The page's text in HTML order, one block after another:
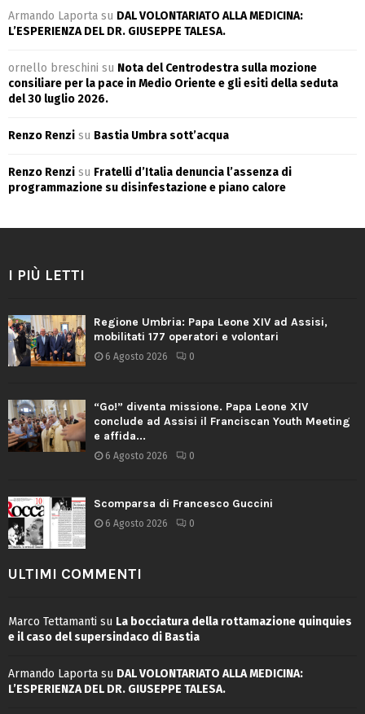
Armando Laporta su DAL VOLONTARIATO ALLA MEDICINA:
L’ESPERIENZA DEL DR. GIUSEPPE TALESA.
ornello breschini su Nota del Centrodestra sulla mozione
consiliare per la pace in Medio Oriente e gli esiti della seduta
del 30 luglio 2026.
Renzo Renzi su Bastia Umbra sott’acqua
Renzo Renzi su Fratelli d’Italia denuncia l’assenza di
programmazione su disinfestazione e piano calore
I PIÙ LETTI
Regione Umbria: Papa Leone XIV ad Assisi,
mobilitati 177 operatori e volontari
6 Agosto 2026 0
“Go!” diventa missione. Papa Leone XIV
conclude ad Assisi il Franciscan Youth Meeting
e affida...
6 Agosto 2026 0
Scomparsa di Francesco Guccini
6 Agosto 2026 0
ULTIMI COMMENTI
Marco Tettamanti su La bocciatura della rottamazione quinquies
e il caso del supersindaco di Bastia
Armando Laporta su DAL VOLONTARIATO ALLA MEDICINA:
L’ESPERIENZA DEL DR. GIUSEPPE TALESA.